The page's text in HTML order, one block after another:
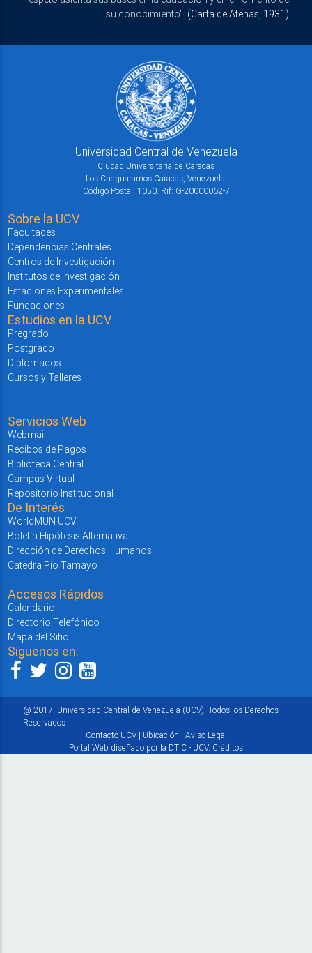
su conocimiento". (Carta de Atenas, 1931)
Universidad Central de Venezuela
Ciudad Universitaria de Caracas
Los Chaguaramos Caracas, Venezuela.
Código Postal: 1050. Rif: G-20000062-7
Sobre la UCV
Facultades
Dependencias Centrales
Centros de Investigación
Institutos de Investigación
Estaciones Experimentales
Fundaciones
Estudios en la UCV
Pregrado
Postgrado
Diplomados
Cursos y Talleres
Servicios Web
Webmail
Recibos de Pagos
Biblioteca Central
Campus Virtual
Repositorio Institucional
De Interés
WorldMUN UCV
Boletín Hipótesis Alternativa
Dirección de Derechos Humanos
Catedra Pio Tamayo
Accesos Rápidos
Calendario
Directorio Telefónico
Mapa del Sitio
Siguenos en:
@ 2017. Universidad Central de Venezuela (UCV). Todos los Derechos
Reservados
Contacto UCV| Ubicación | Aviso Legal
Portal Web diseñado por la DTIC - UCV. Créditos